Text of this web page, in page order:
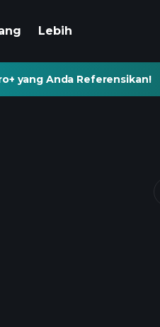
Lebih
yang Anda Referensikan!